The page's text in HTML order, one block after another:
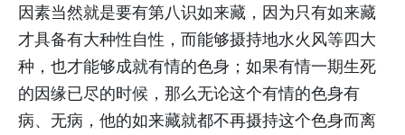
因素当然就是要有第八识如来藏，因为只有如来藏
才具备有大种性自性，而能够摄持地水火风等四大
种，也才能够成就有情的色身；如果有情一期生死
的因缘已尽的时候，那么无论这个有情的色身有
病、无病，他的如来藏就都不再摄持这个色身而离